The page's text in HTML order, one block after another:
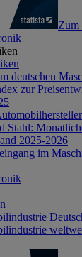
Zum
deutschen
zur
Stahl:
2025-2026
im